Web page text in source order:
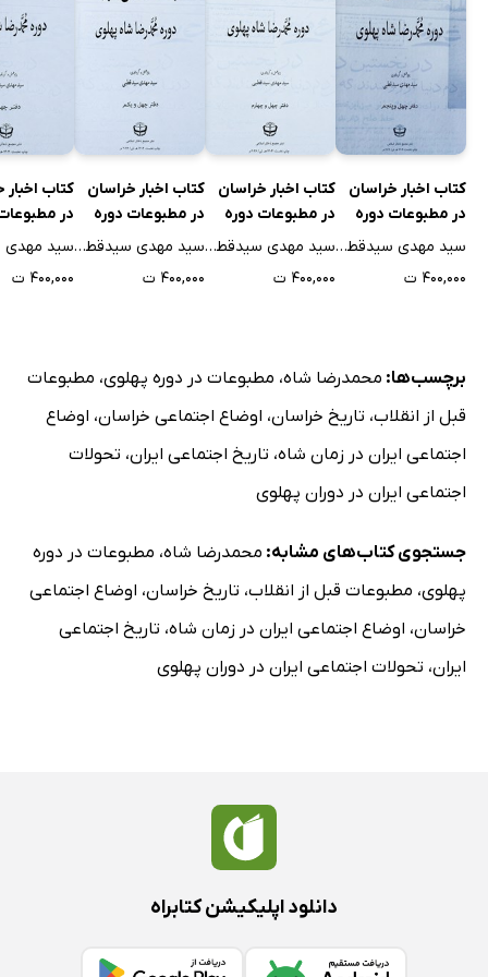
آقای ترسو بخوانند
تشکر و قدردانی
شکایت مردم
راجع‌به بودجه شهرداری (3)
آگهی مناقصه: اداره غله و نان استان نهم
راجع‌به بودجه شهرداری (4)
از طیبات
اخبار فرهنگی
راجع‌به بودجه شهرداری (5)
تشکیل مجمع شیر و خورشید سرخ خراسان
انجام مسابقه نهائی فوتبال
اخبار سبزوار
راجع‌به نامرتبی برق مشهد
خیر مقدم به قهرمانان کشور
جریان ورود قهرمان فوتبال کشور به مشهد (1)
جریان ورود قهرمان فوتبال کشور به مشهد (3)
کتاب اخبار خراسان
در مطبوعات دوره
محمدرضا شاه
پنجم
سید مهدی سیدقطبی
۴۰۰,۰۰۰ ت
کتاب اخبار خراسان
در مطبوعات دوره
محمدرضا شاه
چهارم
سید مهدی سیدقطبی
۴۰۰,۰۰۰ ت
کتاب اخبار خراسان
در مطبوعات دوره
محمدرضا شاه
یکم
سید مهدی سیدقطبی
۴۰۰,۰۰۰ ت
کتاب
در
محمدرضا
۴۰۰,۰۰۰ ت
برچسب‌ها: محمدرضا شاه، مطبوعات در دوره پهلوی، مطبوعات
قبل از انقلاب، تاریخ خراسان، اوضاع اجتماعی خراسان، اوضاع
اجتماعی ایران در زمان شاه، تاریخ اجتماعی ایران، تحولات
اجتماعی ایران در دوران پهلوی
جستجوی کتاب‌های مشابه: محمدرضا شاه، مطبوعات در دوره
پهلوی، مطبوعات قبل از انقلاب، تاریخ خراسان، اوضاع اجتماعی
خراسان، اوضاع اجتماعی ایران در زمان شاه، تاریخ اجتماعی
ایران، تحولات اجتماعی ایران در دوران پهلوی
دانلود اپلیکیشن کتابراه